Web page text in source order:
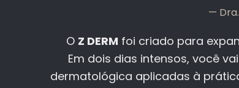
—
O Z DERM foi criado para
Em dois dias intensos, você
dermatológica aplicadas à